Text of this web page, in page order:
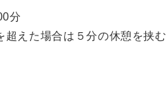
分
超えた場合は５分の休憩を挟む